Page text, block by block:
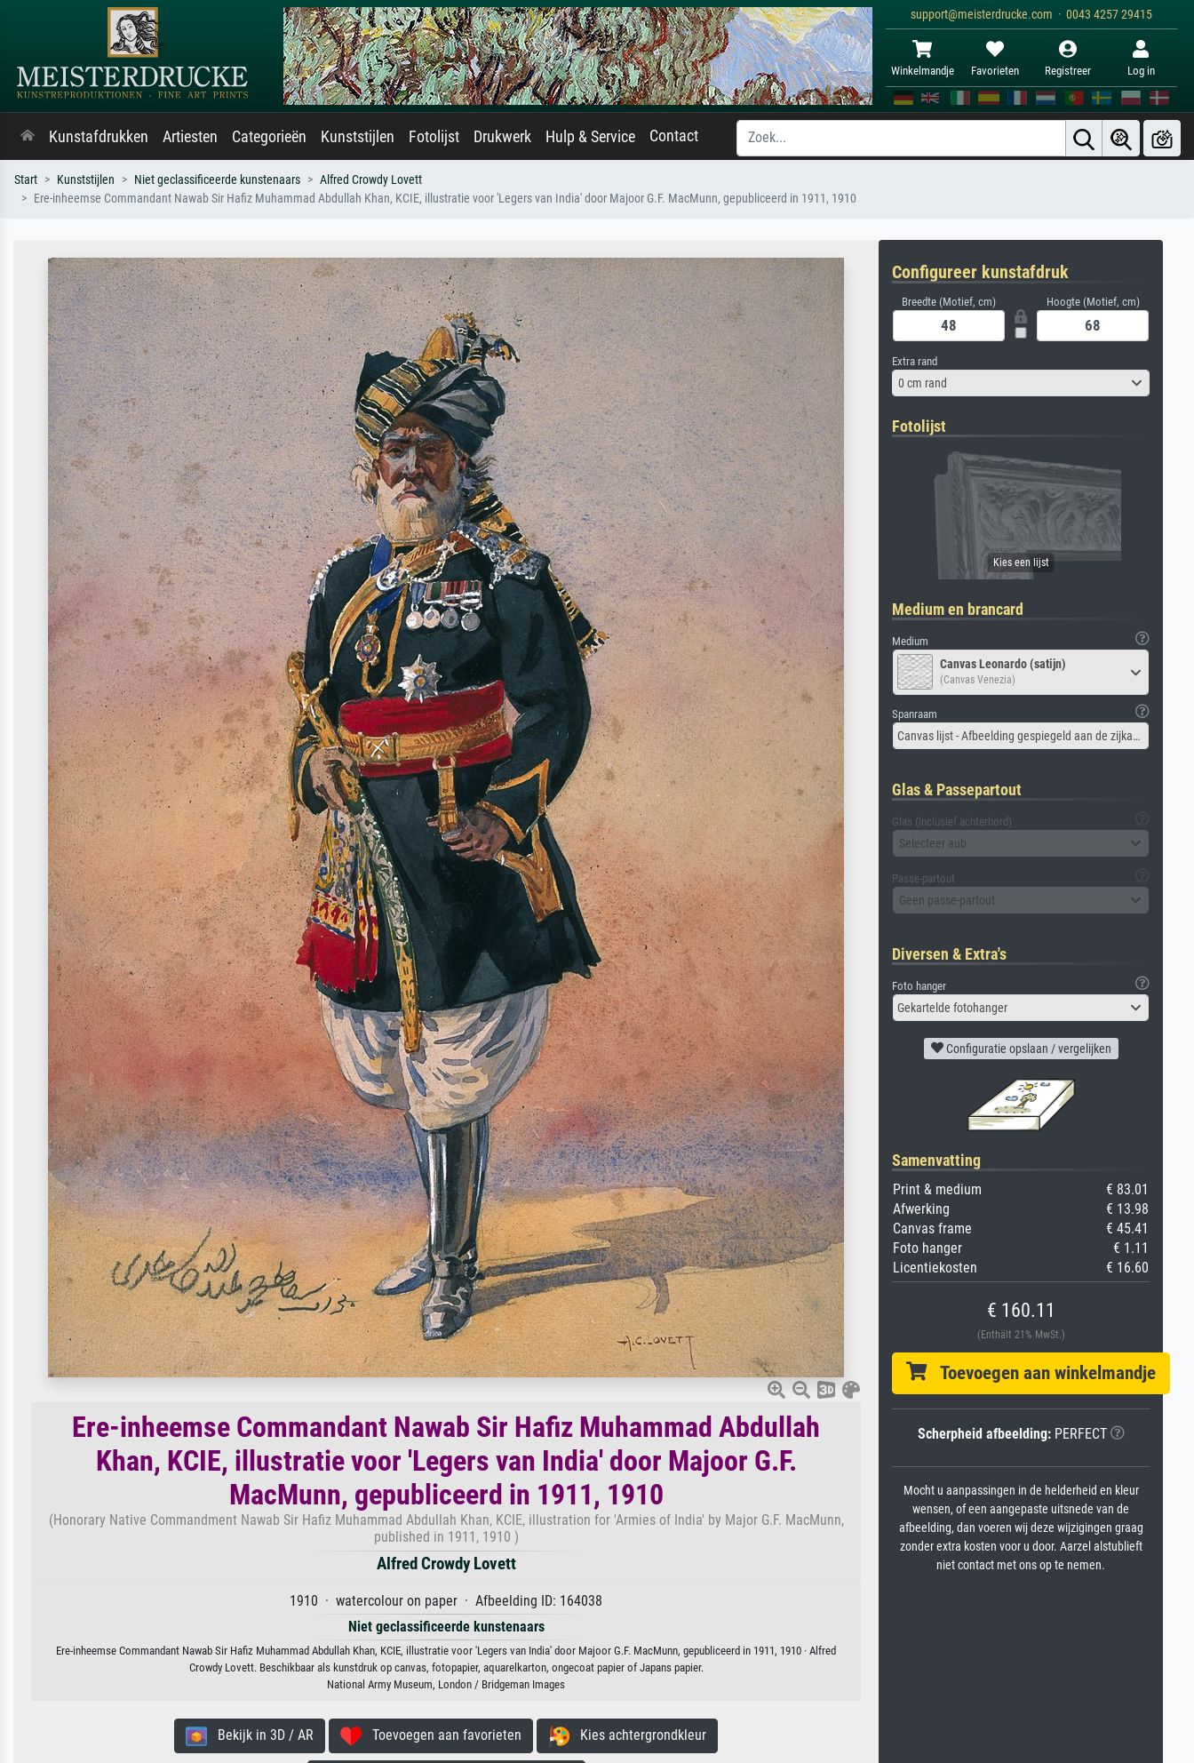
support@meisterdrucke.com · 0043 4257 29415
Winkelmandje Favorieten Registreer Log in
Kunstafdrukken Artiesten Categorieën Kunststijlen Fotolijst Drukwerk Hulp & Service Contact
Start Kunststijlen Niet geclassificeerde kunstenaars
Alfred Crowdy Lovett
Ere-inheemse Commandant Nawab Sir Hafiz Muhammad Abdullah Khan, KCIE, illustratie voor 'Legers van India' door Majoor G.F. MacMunn, gepubliceerd in 1911, 1910
Ere-inheemse Commandant Nawab Sir Hafiz Muhammad Abdullah
Khan, KCIE, illustratie voor 'Legers van India' door Majoor G.F.
MacMunn, gepubliceerd in 1911, 1910
(Honorary Native Commandment Nawab Sir Hafiz Muhammad Abdullah Khan, KCIE, illustration for 'Armies of India' by Major G.F. MacMunn,
published in 1911, 1910 )
Alfred Crowdy Lovett
1910 · watercolour on paper · Afbeelding ID: 164038
Niet geclassificeerde kunstenaars
Ere-inheemse Commandant Nawab Sir Hafiz Muhammad Abdullah Khan, KCIE, illustratie voor 'Legers van India' door Majoor G.F. MacMunn, gepubliceerd in 1911, 1910 · Alfred
Crowdy Lovett. Beschikbaar als kunstdruk op canvas, fotopapier, aquarelkarton, ongecoat papier of Japans papier.
National Army Museum, London / Bridgeman Images
Bekijk in 3D / AR Toevoegen aan favorieten Kies achtergrondkleur
Configureer kunstafdruk
Breedte (Motief, cm) Hoogte (Motief, cm)
Extra rand
0 cm rand
Fotolijst
Medium en brancard
Medium
Canvas Leonardo (satijn)
(Canvas Venezia)
Spanraam
Canvas lijst - Afbeelding gespiegeld aan de zijkant
Glas & Passepartout
Glas (inclusief achterbord)
Selecteer aub
Passe-partout
Geen passe-partout
Diversen & Extra's
Foto hanger
Gekartelde fotohanger
Configuratie opslaan / vergelijken
Samenvatting
Print & medium
€ 83.01
Afwerking
€ 13.98
Canvas frame
€ 45.41
Foto hanger
€ 1.11
Licentiekosten
€ 16.60
€ 160.11
(Enthält 21% MwSt.)
Toevoegen aan winkelmandje
Scherpheid afbeelding:PERFECT
Mocht u aanpassingen in de helderheid en kleur
wensen, of een aangepaste uitsnede van de
afbeelding, dan voeren wij deze wijzigingen graag
zonder extra kosten voor u door. Aarzel alstublieft
niet contact met ons op te nemen.